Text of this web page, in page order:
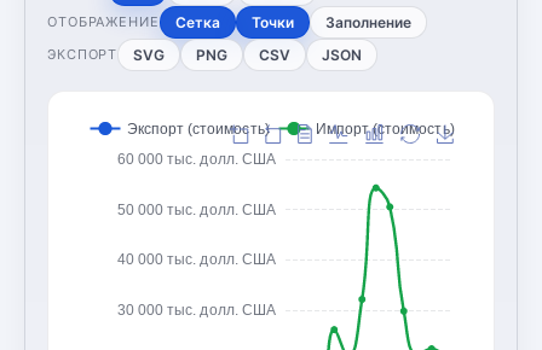
ОТОБРАЖЕНИЕ Сетка Точки Заполнение
ЭКСПОРТ SVG PNG CSV JSON
30 000 тыс. долл. США
40 000 тыс. долл. США
50 000 тыс. долл. США
60 000 тыс. долл. США
Экспорт (стоимость) Импорт (стоимость)